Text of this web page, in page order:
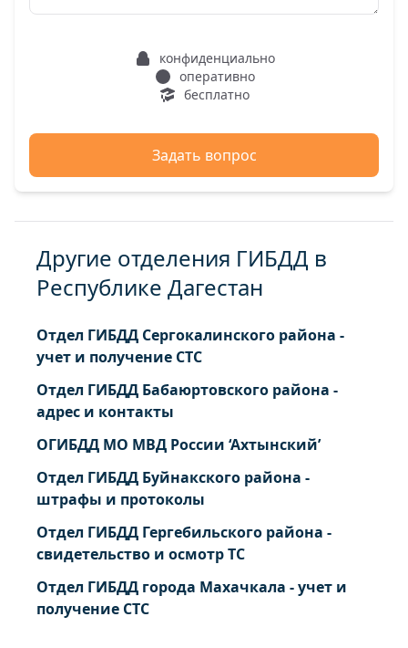
конфиденциально
оперативно
бесплатно
Задать вопрос
Другие отделения ГИБДД в
Республике Дагестан
Отдел ГИБДД Сергокалинского района -
учет и получение СТС
Отдел ГИБДД Бабаюртовского района -
адрес и контакты
ОГИБДД МО МВД России ‘Ахтынский’
Отдел ГИБДД Буйнакского района -
штрафы и протоколы
Отдел ГИБДД Гергебильского района -
свидетельство и осмотр ТС
Отдел ГИБДД города Махачкала - учет и
получение СТС